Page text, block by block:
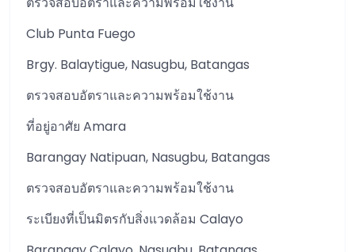
Club Punta Fuego
Brgy. Balaytigue, Nasugbu, Batangas
ตรวจสอบอัตราและความพร้อมใช้งาน
ที่อยู่อาศัย Amara
Barangay Natipuan, Nasugbu, Batangas
ตรวจสอบอัตราและความพร้อมใช้งาน
ระเบียงที่เป็นมิตรกับสิ่งแวดล้อม Calayo